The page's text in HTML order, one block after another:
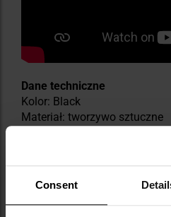
Consent
Dane techniczne
Kolor: Black
Materiał: tworzywo sztuczne
Producent:Byrna, USA